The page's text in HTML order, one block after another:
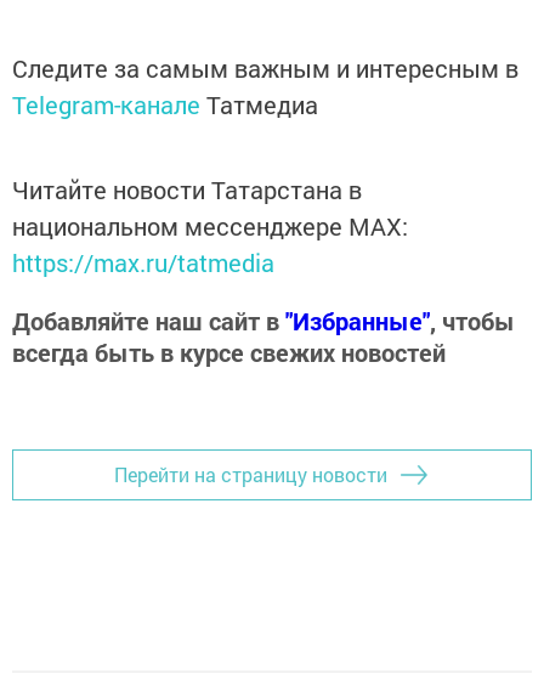
Следите за самым важным и интересным в
Telegram-канале Татмедиа
Читайте новости Татарстана в
национальном мессенджере MАХ:
https://max.ru/tatmedia
Добавляйте наш сайт в"Избранные", чтобы
всегда быть в курсе свежих новостей
Перейти на страницу новости